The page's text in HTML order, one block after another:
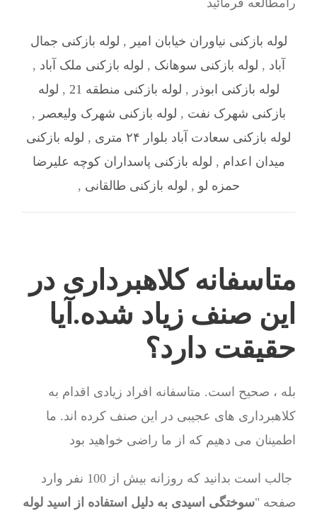
رامطالعه فرمائید
لوله بازکنی نیاوران خیابان امیر , لوله بازکنی جمال
آباد , لوله بازکنی سوهانک , لوله بازکنی ملک آباد ,
لوله بازکنی ابوذر , لوله بازکنی منطقه 21 , لوله
بازکنی شهرک نفت , لوله بازکنی شهرک ولیعصر ,
لوله بازکنی سعادت آباد بلوار ۲۴ متری
, لوله بازکنی
میدان اعدام , لوله بازکنی پاسداران کوچه علیرضا
حمزه لو , لوله بازکنی طالقانی ,
متاسفانه کلاهبرداری در
این صنف زیاد شده.آیا
حقیقت دارد؟
بله ، صحیح است. متاسفانه افراد زیادی اقدام به
کلاهبرداری های عجیبی در این صنف کرده اند. ما
اطمینان می دهیم که از ما راضی خواهید بود
جالب است بدانید که روزانه بیش از 100 نفر وارد
صفحه "سوختگی اسیدی به دلیل استفاده از اسید لوله